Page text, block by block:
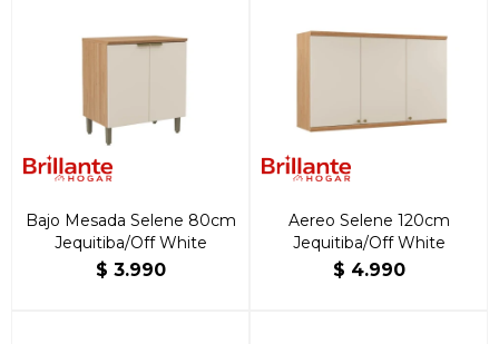
Bajo Mesada Selene 80cm
Jequitiba/Off White
$ 3.990
Aereo Selene 120cm
Jequitiba/Off White
$ 4.990